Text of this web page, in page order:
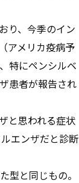
り、今季のイン
アメリカ疫病予
特にペンシルベ
患者が報告され
と思われる症状
エンザだと診断
と同じもの。